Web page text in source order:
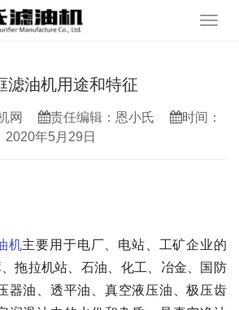
滤油机用途和特征
网 责任编辑：恩小氏
时间：
2020年5月29日
机主要用于电厂、电站、工矿企业的
拖拉机站、石油、化工、冶金、国防
器油、透平油、真空液压油、极压齿